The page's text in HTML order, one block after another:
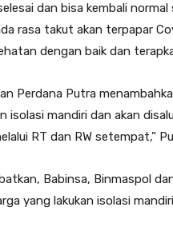
dan bisa kembali
rasa takut akan terpapar
dengan baik dan
Perdana Putra
isolasi mandiri dan akan
RT dan RW setempat,”
Babinsa, Binmaspol
yang lakukan isolasi